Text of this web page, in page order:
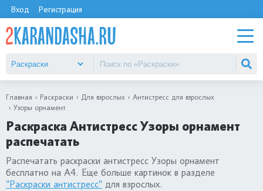
Вход Регистрация
Главная Раскраски Для взрослых
Антистресс для взрослых
Узоры орнамент
Раскраска Антистресс Узоры орнамент
распечатать
Распечатать раскраски антистресс Узоры орнамент
бесплатно на А4. Еще больше картинок в разделе
"Раскраски антистресс" для взрослых.